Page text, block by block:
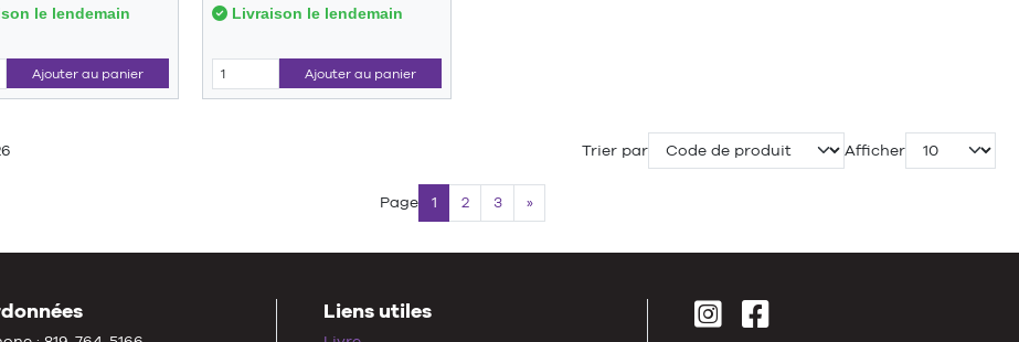
le lendemain
Ajouter au panier
Livraison le lendemain
Ajouter au panier
Trier par Afficher
Page 1 2 3 »
Liens utiles